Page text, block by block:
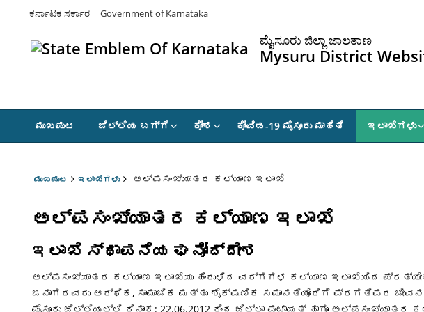
ಕರ್ನಾಟಕ ಸರ್ಕಾರ Government of Karnataka
ಮೈಸೂರು ಜಿಲ್ಲಾ ಜಾಲತಾಣ
Mysuru District
ಮುಖಪುಟ ಜಿಲ್ಲೆಯ ಬಗ್ಗೆ ಕೋಶ ಕೋವಿಡ-19 ಮೈಸೂರು ಮಾಹಿತಿ ಇಲಾಖೆಗಳು
ಮುಖಪುಟ ಇಲಾಖೆಗಳು ಅಲ್ಪಸಂಖ್ಯಾತರ ಕಲ್ಯಾಣ ಇಲಾಖೆ
ಅಲ್ಪಸಂಖ್ಯಾತರ ಕಲ್ಯಾಣ ಇಲಾಖೆ
ಇಲಾಖೆ ಸ್ಥಾಪನೆಯ ಘನೋದ್ದೇಶ
ಅಲ್ಪಸಂಖ್ಯಾತರ ಕಲ್ಯಾಣ ಇಲಾಖೆಯು ಹಿಂದುಳಿದ ವರ್ಗಗಳ ಕಲ್ಯಾಣ ಇಲಾಖೆಯಿಂದ
ಜನಾಂಗದವರು ಆರ್ಥಿಕ, ಸಾಮಾಜಿಕ ಮತ್ತು ಶೈಕ್ಷಣಿಕ ಸಮಾನತೆಯೊಂದಿಗೆ ಪ್ರಗತಿಪರ
ಮೈಸೂರು ಜಿಲ್ಲೆಯಲ್ಲಿ ದಿನಾಂಕ: 22.06.2012 ರಿಂದ ಜಿಲ್ಲಾ ಪಂಚಾಯತ್ ಹಾಗೂ